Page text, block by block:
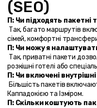
(SEO)
П: Чи підходять пакетні
сімей, комфортні
П: Чи можу я
розкішні готелі або
П: Чи включені
Каппадокією та Ізміром.
П: Скільки коштують